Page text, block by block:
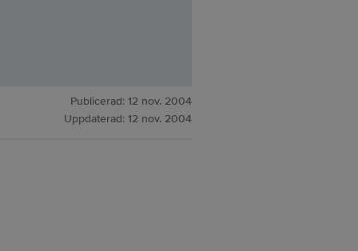
Publicerad: 12 nov. 2004
Uppdaterad: 12 nov. 2004